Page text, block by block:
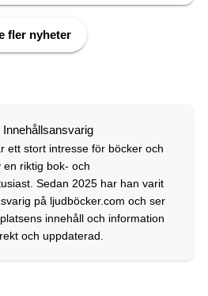
fler nyheter
Innehållsansvarig
ett stort intresse för böcker och
en riktig bok- och
Sedan 2025 har han varit
på ljudböcker.com och ser
innehåll och information
och uppdaterad.